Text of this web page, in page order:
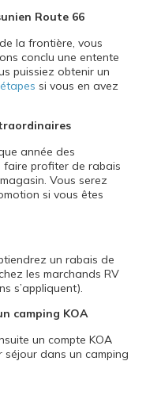
Route 66
la frontière, vous
conclu une entente
puissiez obtenir un
si vous en avez
année des
faire profiter de rabais
Vous serez
si vous êtes
un rabais de
les marchands RV
s’appliquent).
camping KOA
un compte KOA
dans un camping